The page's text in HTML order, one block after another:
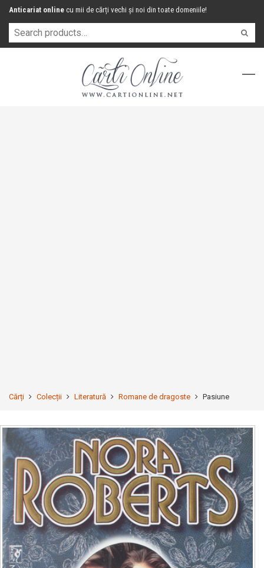
Anticariat online cu mii de cărți vechi și noi din toate domeniile!
Cărți Colecții Literatură Romane de dragoste Pasiune